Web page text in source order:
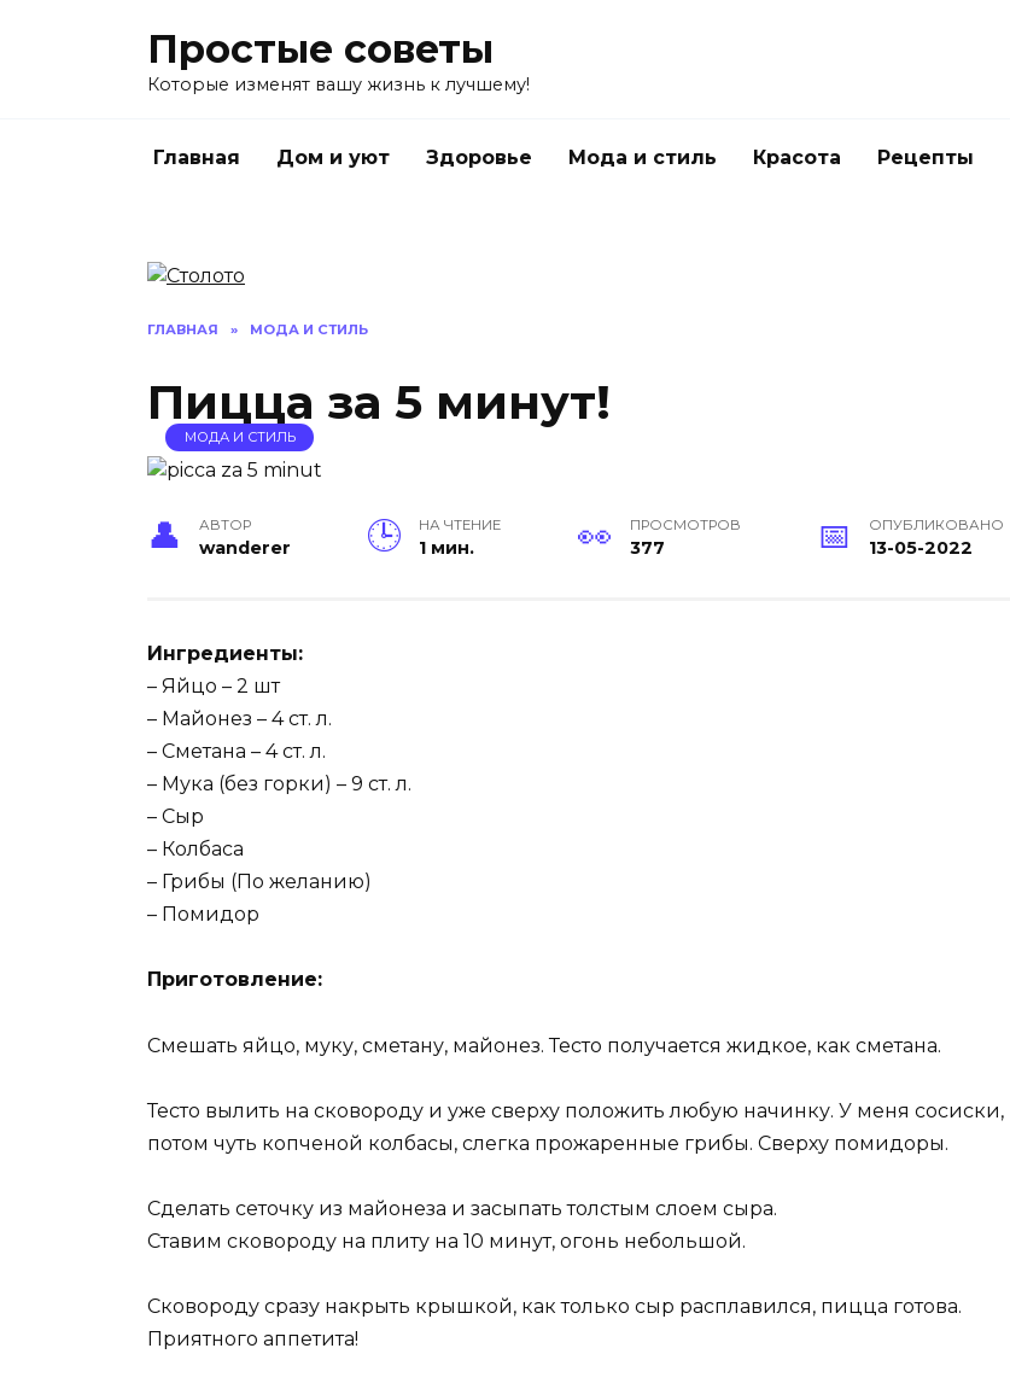
Простые советы
Которые изменят вашу жизнь к лучшему!
Главная Дом и уют Здоровье Мода и стиль Красота Рецепты
ГЛАВНАЯ » МОДА И СТИЛЬ
Пицца за 5 минут!
МОДА И СТИЛЬ
АВТОР
wanderer
НА ЧТЕНИЕ
1 мин.
ПРОСМОТРОВ
377
ОПУБЛИКОВАНО
13-05-2022
Ингредиенты:
– Яйцо – 2 шт
– Майонез – 4 ст. л.
– Сметанa – 4 ст. л.
– Мука (без горки) – 9 ст. л.
– Сыр
– Колбаса
– Грибы (По желанию)
– Помидор
Приготовление:
Смешать яйцо, муку, сметану, майонез. Тесто получается жидкое, как сметана.
Тесто вылить на сковороду и уже сверху положить любую начинку. У меня сосиски,
потом чуть копченой колбасы, слегка прожаренные грибы. Сверху помидоры.
Сделать сеточку из майонеза и засыпать толстым слоем сыра.
Ставим сковороду на плиту на 10 минут, огонь небольшой.
Сковороду сразу накрыть крышкой, как только сыр расплавился, пицца готова.
Приятного аппетита!